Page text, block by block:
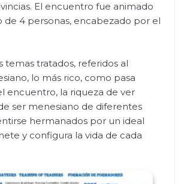
El encuentro fue animado
de 4 personas, encabezado por el
temas tratados, referidos al
lo más rico, como pasa
encuentro, la riqueza de ver
ser menesiano de diferentes
hermanados por un ideal
y configura la vida de cada